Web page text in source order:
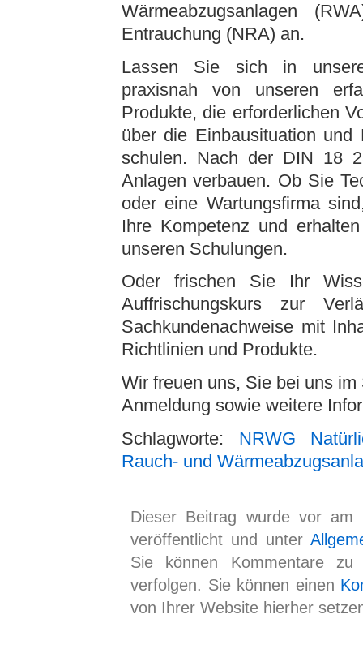
Wärmeabzugsanlagen
Entrauchung (NRA) an.
Lassen Sie sich in
praxisnah von unseren
Produkte, die erforderlichen
über die Einbausituation und
schulen. Nach der DIN 18
Anlagen verbauen. Ob Sie
oder eine Wartungsfirma
Ihre Kompetenz und
unseren Schulungen.
Oder frischen Sie Ihr
Auffrischungskurs zur
Sachkundenachweise mit
Richtlinien und Produkte.
Wir freuen uns, Sie bei uns
Anmeldung sowie weitere
Schlagworte: NRWG
Rauch- und
Dieser Beitrag wurde vor
veröffentlicht und unter
Sie können Kommentare
verfolgen. Sie können einen
von Ihrer Website hierher